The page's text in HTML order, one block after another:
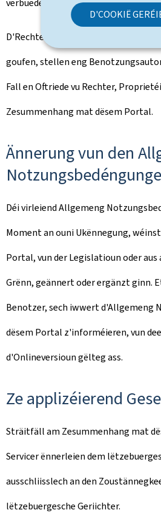
D'COOKIË
verbueden.
D'Rechter, déi Iech uewen implizit
goufen, stellen eng
Fall en Oftriede vu Rechter,
Zesummenhang mat dësem Portal.
Ännerung vun den
Déi virleiend Allgemeng
Moment an ouni Ukënnegung,
Portal, vun der Legislatioun oder
Grënn, geännert oder ergänzt ginn.
Benotzer, sech iwwert d'Allgemeng
dësem Portal z'informéieren, vun
d'Onlineversioun gëlteg ass.
Ze applizéierend
Sträitfäll am Zesummenhang mat
Servicer ënnerleien dem
ausschliisslech an den
lëtzebuergesche Geriichter.